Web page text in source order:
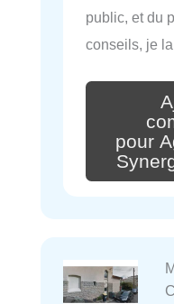
public, et du
conseils, je
pour